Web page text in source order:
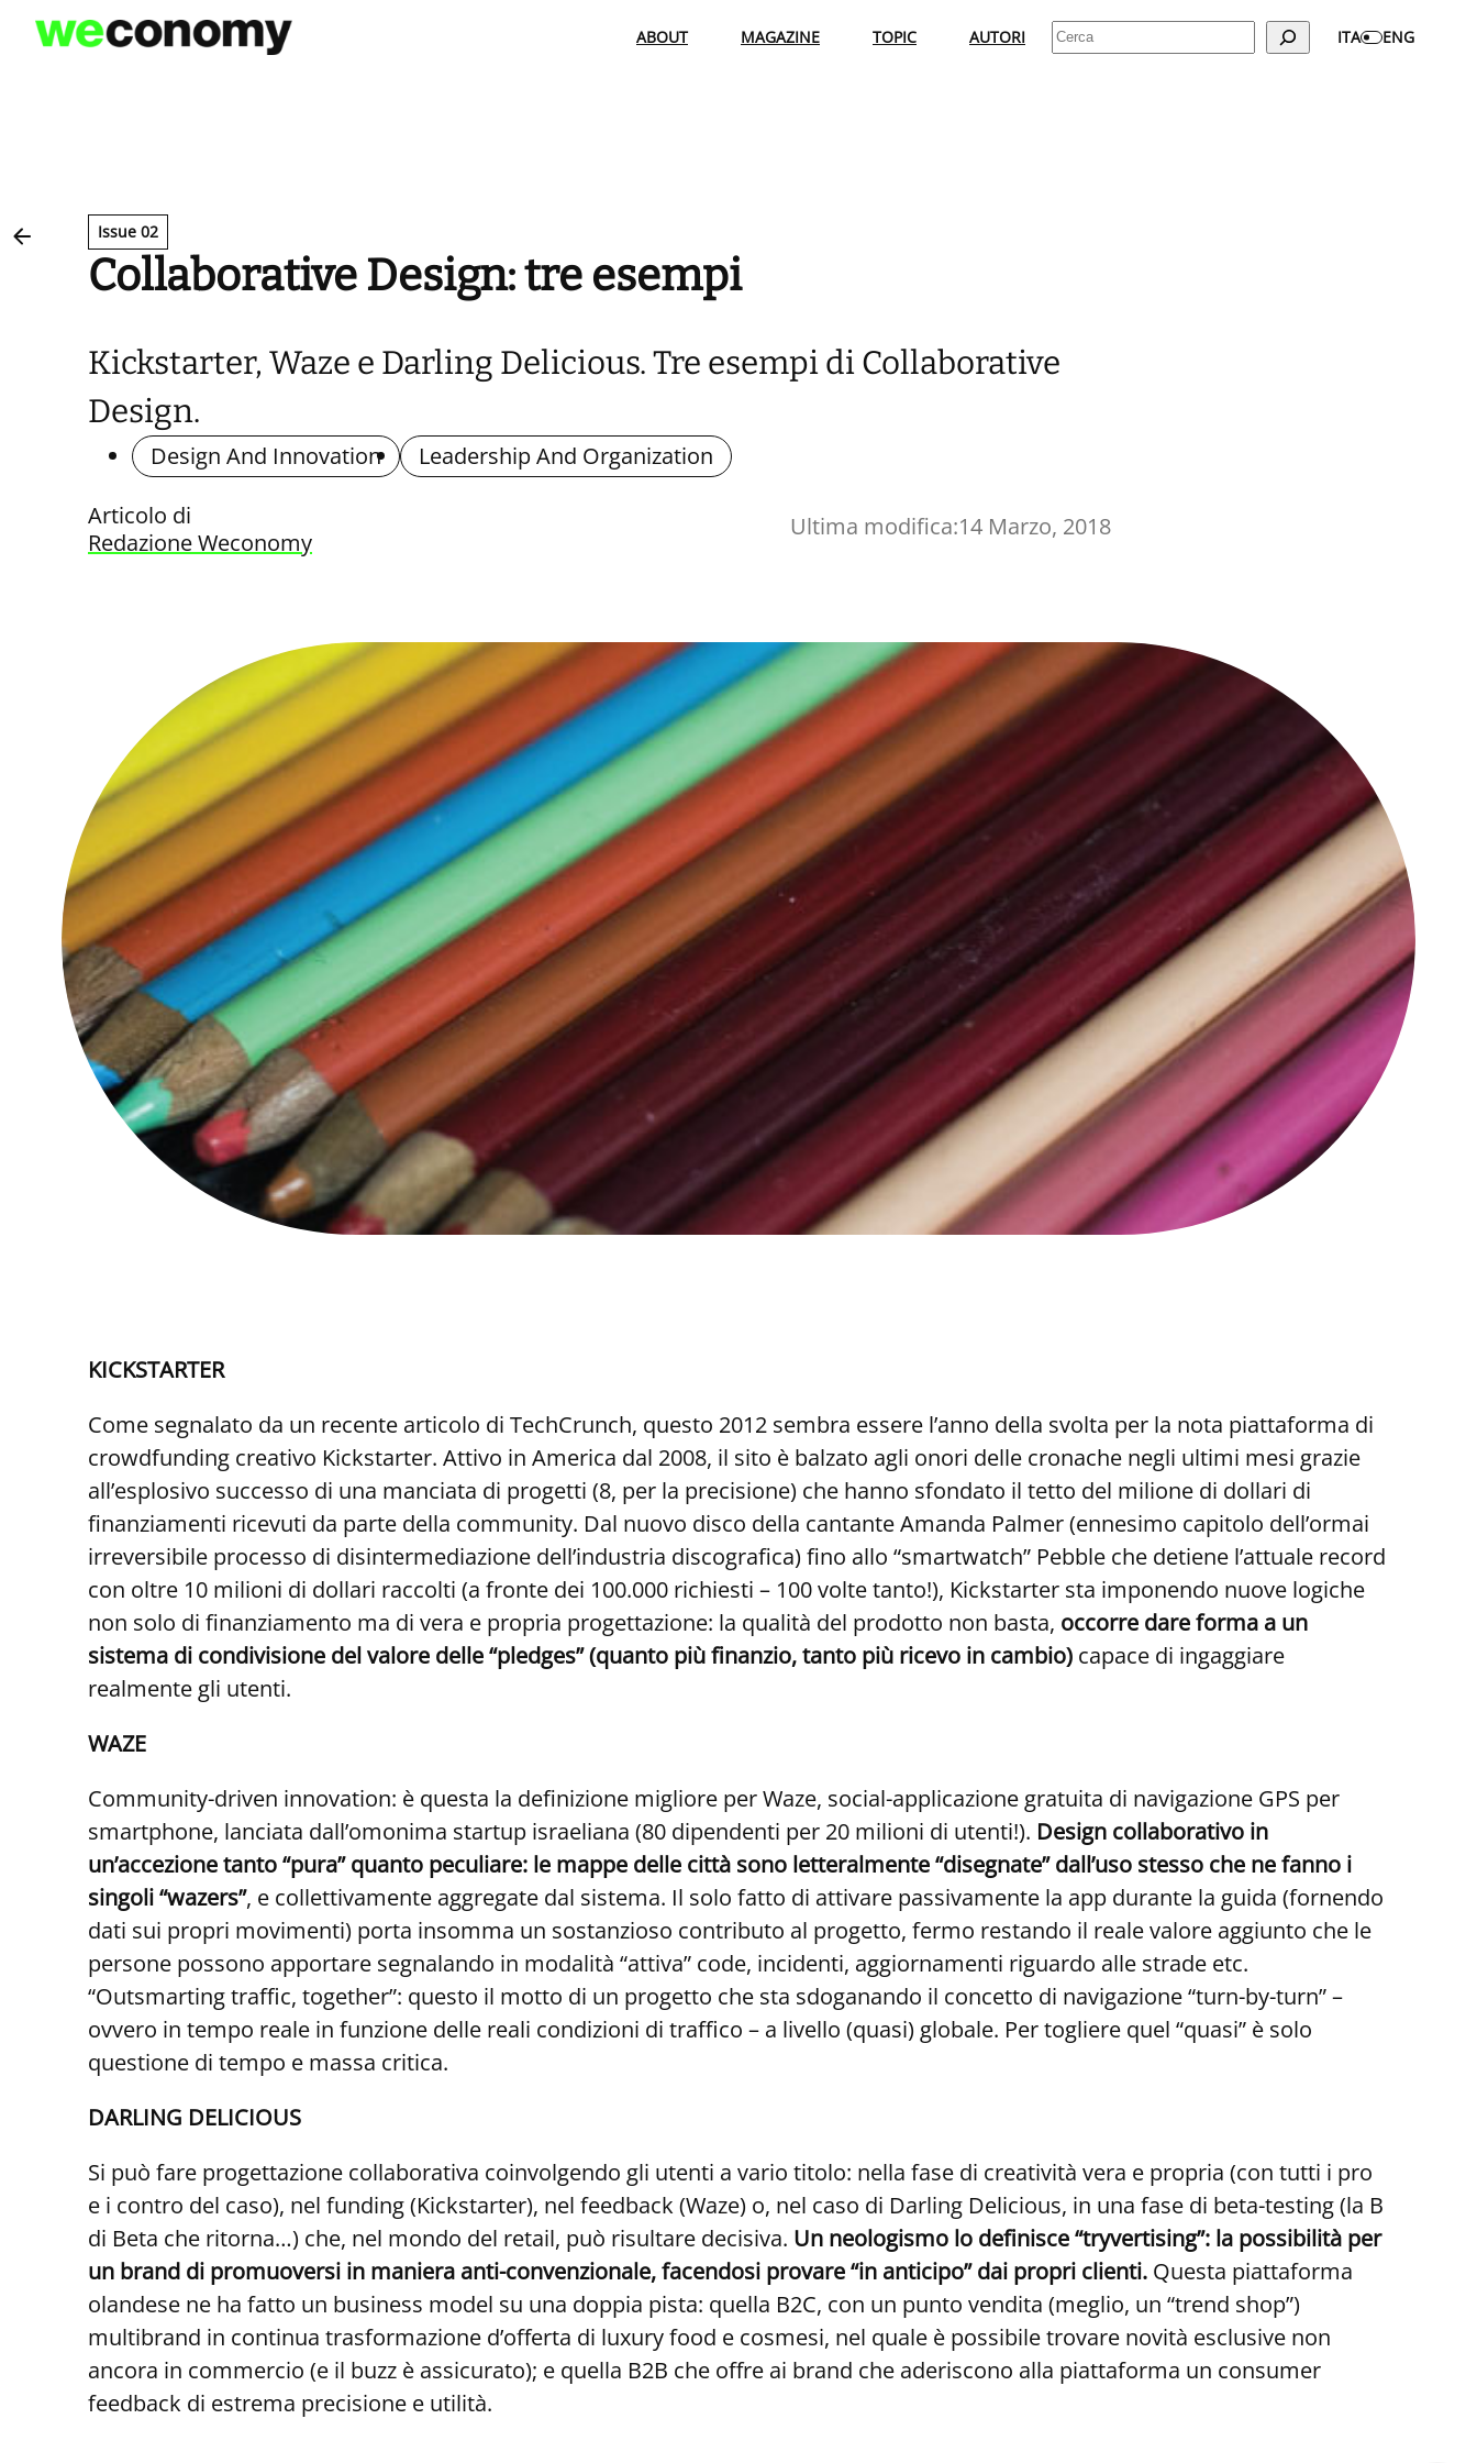
Vai
ABOUT MAGAZINE TOPIC AUTORI Cerca ITA ENG
Issue 02
Collaborative Design: tre esempi
Kickstarter, Waze e Darling Delicious. Tre esempi di Collaborative
Design.
Design And Innovation
Leadership And Organization
Articolo di
Redazione Weconomy
Ultima modifica:14 Marzo, 2018
KICKSTARTER
Come segnalato da un recente articolo di TechCrunch, questo 2012 sembra essere l’anno della svolta per la nota piattaforma di
crowdfunding creativo Kickstarter. Attivo in America dal 2008, il sito è balzato agli onori delle cronache negli ultimi mesi grazie
all’esplosivo successo di una manciata di progetti (8, per la precisione) che hanno sfondato il tetto del milione di dollari di
finanziamenti ricevuti da parte della community. Dal nuovo disco della cantante Amanda Palmer (ennesimo capitolo dell’ormai
irreversibile processo di disintermediazione dell’industria discografica) fino allo “smartwatch” Pebble che detiene l’attuale record
con oltre 10 milioni di dollari raccolti (a fronte dei 100.000 richiesti – 100 volte tanto!), Kickstarter sta imponendo nuove logiche
non solo di finanziamento ma di vera e propria progettazione: la qualità del prodotto non basta, occorre dare forma a un
sistema di condivisione del valore delle “pledges” (quanto più finanzio, tanto più ricevo in cambio) capace di ingaggiare
realmente gli utenti.
WAZE
Community-driven innovation: è questa la definizione migliore per Waze, social-applicazione gratuita di navigazione GPS per
smartphone, lanciata dall’omonima startup israeliana (80 dipendenti per 20 milioni di utenti!). Design collaborativo in
un’accezione tanto “pura” quanto peculiare: le mappe delle città sono letteralmente “disegnate” dall’uso stesso che ne fanno i
singoli “wazers”, e collettivamente aggregate dal sistema. Il solo fatto di attivare passivamente la app durante la guida (fornendo
dati sui propri movimenti) porta insomma un sostanzioso contributo al progetto, fermo restando il reale valore aggiunto che le
persone possono apportare segnalando in modalità “attiva” code, incidenti, aggiornamenti riguardo alle strade etc.
“Outsmarting traffic, together”: questo il motto di un progetto che sta sdoganando il concetto di navigazione “turn-by-turn” –
ovvero in tempo reale in funzione delle reali condizioni di traffico – a livello (quasi) globale. Per togliere quel “quasi” è solo
questione di tempo e massa critica.
DARLING DELICIOUS
Si può fare progettazione collaborativa coinvolgendo gli utenti a vario titolo: nella fase di creatività vera e propria (con tutti i pro
e i contro del caso), nel funding (Kickstarter), nel feedback (Waze) o, nel caso di Darling Delicious, in una fase di beta-testing (la B
di Beta che ritorna…) che, nel mondo del retail, può risultare decisiva. Un neologismo lo definisce “tryvertising”: la possibilità per
un brand di promuoversi in maniera anti-convenzionale, facendosi provare “in anticipo” dai propri clienti. Questa piattaforma
olandese ne ha fatto un business model su una doppia pista: quella B2C, con un punto vendita (meglio, un “trend shop”)
multibrand in continua trasformazione d’offerta di luxury food e cosmesi, nel quale è possibile trovare novità esclusive non
ancora in commercio (e il buzz è assicurato); e quella B2B che offre ai brand che aderiscono alla piattaforma un consumer
feedback di estrema precisione e utilità.